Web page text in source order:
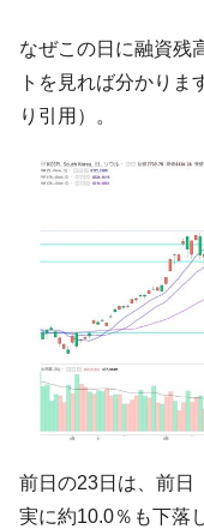
す」⇒「金を経由す
『Money1』
韓国
ル」まで拡大 ⇒ 海外
『Money1』
韓国･
い「50.5％」に上昇
韓国
た ⇒ 国家が行った
『Money1』
韓国･
動」
『Money1』
中国
国の過剰生産が世界
種は全般的「不調」
『Money1』
【米
なぜこの日に融資残
トを見れば分かりま
り引用）。
前日の23日は、前日
実に約10.0％も下落